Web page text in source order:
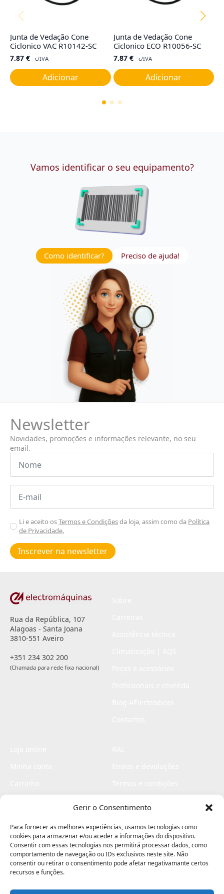
Gerir o Consentimento
Para fornecer as melhores experiências, usamos tecnologias como
cookies para armazenar e/ou aceder a informações do dispositivo.
Consentir com essas tecnologias nos permitirá processar dados, como
comportamento de navegação ou IDs exclusivos neste site. Não
consentir ou retirar o consentimento pode afetar negativamante certos
recursos e funções.
Junta de Vedação Cone
Ciclonico VAC R10142-SC
7.87 € c/IVA
Adicionar
Junta de Vedação Cone
Ciclonico ECO R10056-SC
7.87 € c/IVA
Adicionar
Vamos identificar o seu equipamento?
Como identificar? Preciso de ajuda!
Newsletter
Novidades, promoções e informações relevante, no seu
email.
Nome
Email
Aceitar
Poiticas
de
privacidade
Li e aceito osTermos e Condiçõesda loja, assim como da Política
de Privacidade.
Inscrever na newsletter
Rua da República, 107
Alagoas - Santa Joana
3810-551 Aveiro
+351 234 302 200
(Chamada para rede fixa nacional)
Livro de elogios